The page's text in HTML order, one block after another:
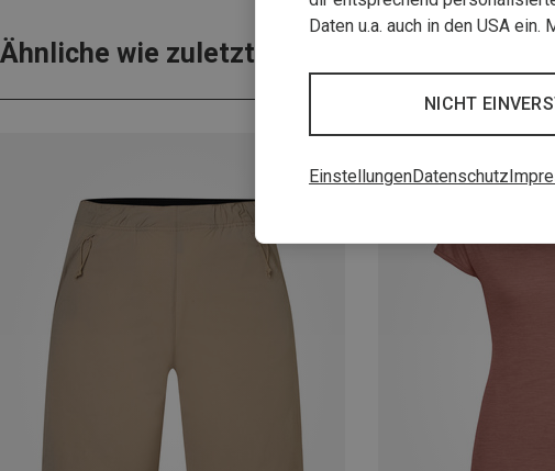
Ähnliche wie zuletzt gesehen
Daten u.a. auch in den USA
NICHT
EinstellungenDatenschutz